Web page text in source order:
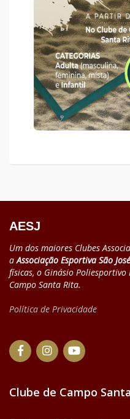
AESJ
Um dos maiores Clubes
aAssociação Esportiva São José
físicas, o Ginásio
Campo Santa Rita.
Política de Privacidade
Clube de Campo